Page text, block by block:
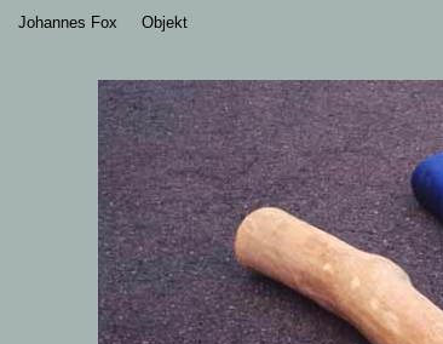
Johannes Fox Objekt